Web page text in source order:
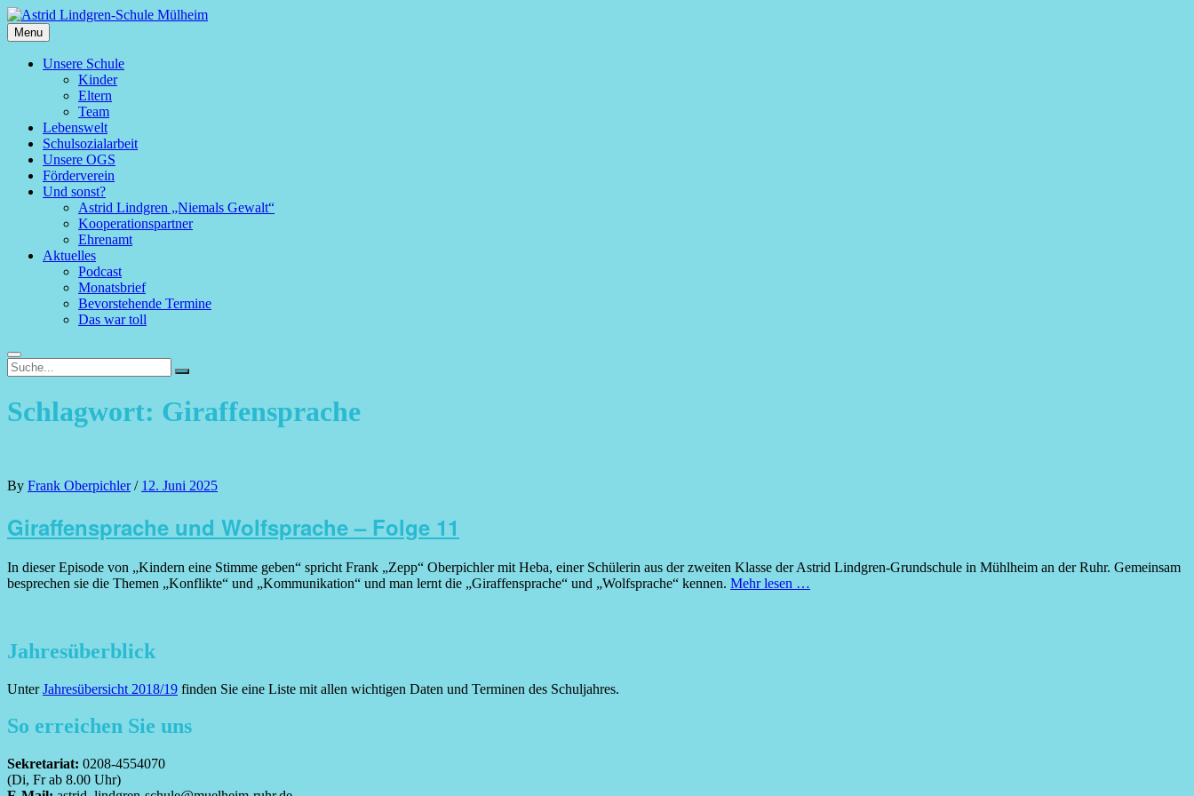
Skip
to
content
Astrid
Lindgren-
Menu
PrimaryUnsere Schule
Kinder
Eltern
Team
Lebenswelt
Schulsozialarbeit
Unsere OGS
Förderverein
Und sonst?
Astrid Lindgren „Niemals Gewalt“
Kooperationspartner
Ehrenamt
Aktuelles
Podcast
Monatsbrief
Bevorstehende Termine
Das war toll
Search
Search
for:
Search
Schlagwort: Giraffensprache
By Frank Oberpichler/ Posted
12. Juni 2025
Giraffensprache und Wolfsprache – Folge 11
In dieser Episode von „Kindern eine Stimme geben“ spricht Frank „Zepp“ Oberpichler mit Heba, einer Schülerin aus der zweiten Klasse der Astrid Lindgren-Grundschule in Mühlheim an der Ruhr. Gemeinsam
besprechen sie die Themen „Konflikte“ und „Kommunikation“ und man lernt die „Giraffensprache“ und „Wolfsprache“ kennen. Mehr lesen …
Jahresüberblick
UnterJahresübersicht 2018/19 finden Sie eine Liste mit allen wichtigen Daten und Terminen des Schuljahres.
So erreichen Sie uns
Sekretariat: 0208-4554070
(Di, Fr ab 8.00 Uhr)